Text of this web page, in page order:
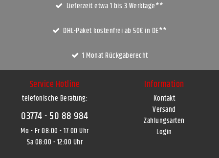
Lieferzeit etwa 1 bis 3 Werktage**
DHL-Paket kostenfrei ab 50€ in DE**
1 Monat Rückgaberecht
Service Hotline
telefonische Beratung:
03774 - 50 88 984
Mo - Fr 08:00 - 17:00 Uhr
Sa 08:00 - 12:00 Uhr
Information
Kontakt
Versand
Zahlungsarten
Login